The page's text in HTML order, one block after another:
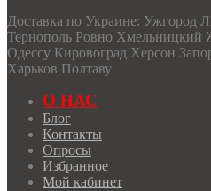
Доставка по Украине: Ужгород
Тернополь Ровно
Одессу Кировоград Херсон
Харьков Полтаву
О НАС
Блог
Контакты
Опросы
Избранное
Мой кабинет